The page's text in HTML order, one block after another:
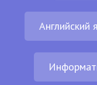
Английский